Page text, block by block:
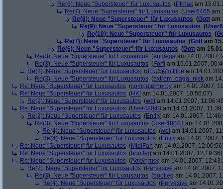
Re(6): Neue "Supersteuer" für Luxusautos (Pfrnak am
Re(7): Neue "Supersteuer" für Luxusautos (User6465 am
Re(8): Neue "Supersteuer" für Luxusautos (Gott am
Re(9): Neue "Supersteuer" für Luxusautos (
Re(10): Neue "Supersteuer" für Luxusautos (
Re(7): Neue "Supersteuer" für Luxusautos (Gott am
Re(6): Neue "Supersteuer" für Luxusautos (Gott am
Re(3): Neue "Supersteuer" für Luxusautos (eumega am 14.01.2007,
Re(3): Neue "Supersteuer" für Luxusautos (Forfi am 15.01.2007,
Re(2): Neue "Supersteuer" für Luxusautos (dEUS@offline am
Re(3): Neue "Supersteuer" für Luxusautos (extrem_oaga_nick am
Re: Neue "Supersteuer" für Luxusautos (computerherby am 14.01.2007,
Re: Neue "Supersteuer" für Luxusautos (HKI am 14.01.2007, 10:56:07)
Re(2): Neue "Supersteuer" für Luxusautos (wol am 14.01.2007,
Re: Neue "Supersteuer" für Luxusautos (User48043 am 14.01.2007,
Re(2): Neue "Supersteuer" für Luxusautos (Entity am 14.01.2007,
Re(3): Neue "Supersteuer" für Luxusautos (User48043 am
Re(4): Neue "Supersteuer" für Luxusautos (wol am 14.01.2007,
Re(4): Neue "Supersteuer" für Luxusautos (Entity am 14.01.2007,
Re: Neue "Supersteuer" für Luxusautos (MidiFan am 14.01.2007,
Re: Neue "Supersteuer" für Luxusautos (bootleg am 14.01.2007, 12:19:36)
Re: Neue "Supersteuer" für Luxusautos (Ἀσκληπιός am 14.01.2007,
Re(2): Neue "Supersteuer" für Luxusautos (Pervasive am 14.01.2007,
Re(3): Neue "Supersteuer" für Luxusautos (bootleg am 14.01.2007,
Re(4): Neue "Supersteuer" für Luxusautos (Pervasive am